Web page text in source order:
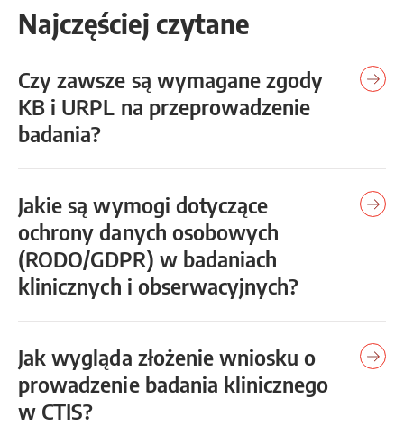
Najczęściej czytane
Czy zawsze są wymagane zgody
KB i URPL na przeprowadzenie
badania?
Jakie są wymogi dotyczące
ochrony danych osobowych
(RODO/GDPR) w badaniach
klinicznych i obserwacyjnych?
Jak wygląda złożenie wniosku o
prowadzenie badania klinicznego
w CTIS?